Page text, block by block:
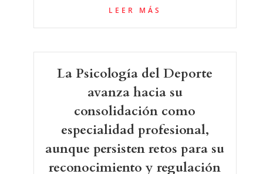
LEER MÁS
La Psicología del Deporte
avanza hacia su
consolidación como
especialidad profesional,
aunque persisten retos para su
reconocimiento y regulación